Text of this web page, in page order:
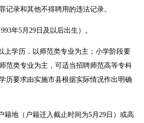
记录和其他不得聘用的违法记录。
年5月29日及以后出生）。
上学历，以师范类专业为主；小学阶段要
范类专业为主，可适当招聘师范高等专科
历要求由实施市县根据实际情况作出明确
籍地（户籍迁入截止时间为5月29日）或高